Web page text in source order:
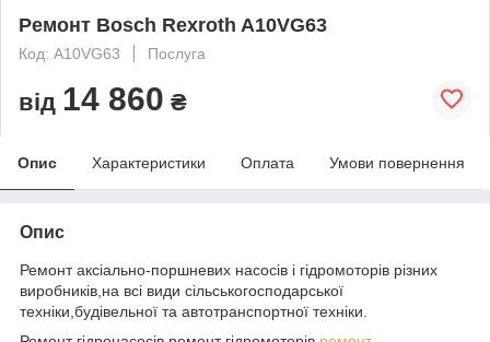
Ремонт Bosch Rexroth A10VG63
Код: A10VG63 Послуга
від 14 860 ₴
Опис Характеристики Оплата Умови повернення
Опис
Ремонт аксіально-поршневих насосів і гідромоторів різних
виробників,на всі види сільськогосподарської
техніки,будівельної та автотранспортної техніки.